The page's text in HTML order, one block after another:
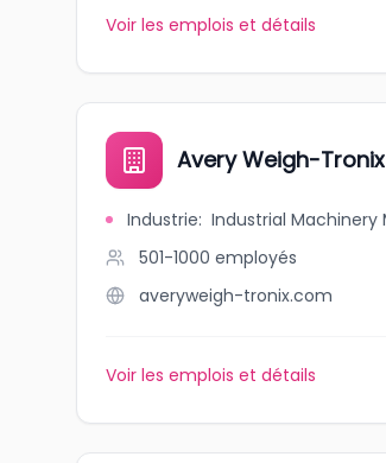
Voir les emplois et détails
Avery Weigh-Tronix
Industrie: Industrial
501-1000 employés
averyweigh-tronix.com
Voir les emplois et détails